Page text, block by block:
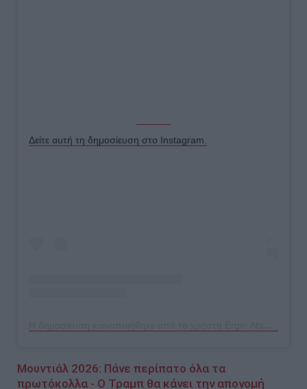
Δείτε αυτή τη δημοσίευση στο Instagram.
Μουντιάλ 2026: Πάνε περίπατο όλα τα
πρωτόκολλα - Ο Τραμπ θα κάνει την απονομή